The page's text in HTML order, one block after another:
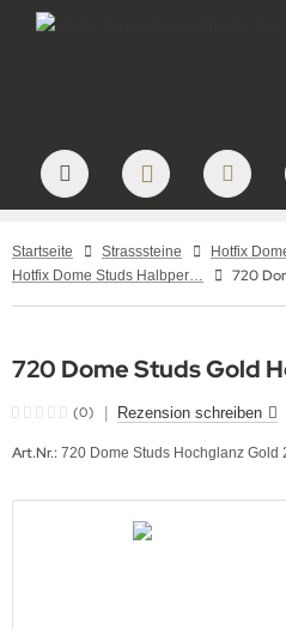
Startseite Strasssteine
Hotfix Dome Studs Halbperlen 2 mm
720 Dome Studs Gold
(0) Rezension schreiben
Art.Nr.: 720 Dome Studs Hochglanz Gold